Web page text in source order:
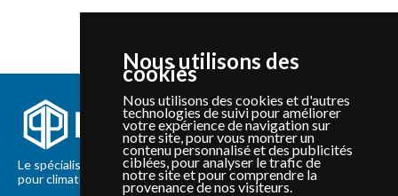
Nous utilisons des
cookies
Nous utilisons des cookies et d'autres
technologies de suivi pour améliorer
votre expérience de navigation sur
notre site, pour vous montrer un
contenu personnalisé et des publicités
ciblées, pour analyser le trafic de
notre site et pour comprendre la
provenance de nos visiteurs.
Le spécialiste depuis 2012 de la vente de pièces détachées
pour climatisation et Pompe à Chaleur Panasonic et Sanyo